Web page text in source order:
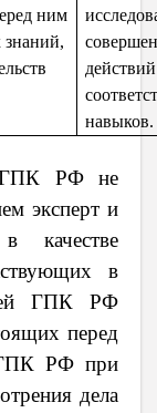
ним
навыков.
ГПК РФ не
эксперт и
качестве
в
ГПК РФ
перед
ГПК РФ при
дела